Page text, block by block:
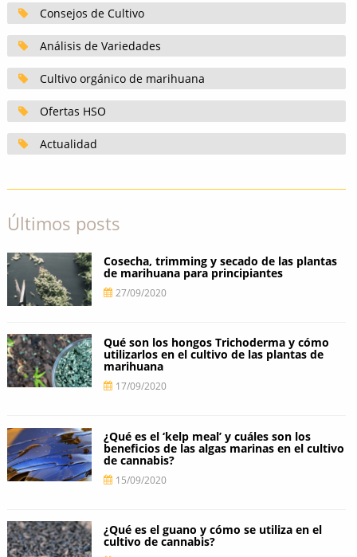
Consejos de Cultivo
Análisis de Variedades
Cultivo orgánico de marihuana
Ofertas HSO
Actualidad
Últimos posts
Cosecha, trimming y secado de las plantas
de marihuana para principiantes
27/09/2020
Qué son los hongos Trichoderma y cómo
utilizarlos en el cultivo de las plantas de
marihuana
17/09/2020
¿Qué es el ‘kelp meal’ y cuáles son los
beneficios de las algas marinas en el cultivo
de cannabis?
15/09/2020
¿Qué es el guano y cómo se utiliza en el
cultivo de cannabis?